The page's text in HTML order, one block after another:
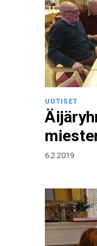
UUTISET
6.2.2019